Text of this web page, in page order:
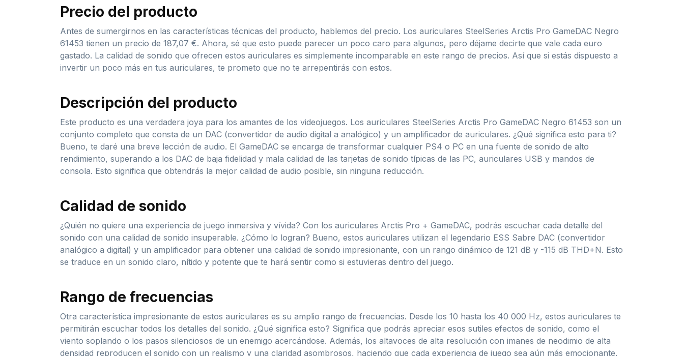
Precio del producto
Antes de sumergirnos en las características técnicas del producto, hablemos del precio. Los auriculares SteelSeries Arctis Pro GameDAC Negro
61453 tienen un precio de 187,07 €. Ahora, sé que esto puede parecer un poco caro para algunos, pero déjame decirte que vale cada euro
gastado. La calidad de sonido que ofrecen estos auriculares es simplemente incomparable en este rango de precios. Así que si estás dispuesto a
invertir un poco más en tus auriculares, te prometo que no te arrepentirás con estos.
Descripción del producto
Este producto es una verdadera joya para los amantes de los videojuegos. Los auriculares SteelSeries Arctis Pro GameDAC Negro 61453 son un
conjunto completo que consta de un DAC (convertidor de audio digital a analógico) y un amplificador de auriculares. ¿Qué significa esto para ti?
Bueno, te daré una breve lección de audio. El GameDAC se encarga de transformar cualquier PS4 o PC en una fuente de sonido de alto
rendimiento, superando a los DAC de baja fidelidad y mala calidad de las tarjetas de sonido típicas de las PC, auriculares USB y mandos de
consola. Esto significa que obtendrás la mejor calidad de audio posible, sin ninguna reducción.
Calidad de sonido
¿Quién no quiere una experiencia de juego inmersiva y vívida? Con los auriculares Arctis Pro + GameDAC, podrás escuchar cada detalle del
sonido con una calidad de sonido insuperable. ¿Cómo lo logran? Bueno, estos auriculares utilizan el legendario ESS Sabre DAC (convertidor
analógico a digital) y un amplificador para obtener una calidad de sonido impresionante, con un rango dinámico de 121 dB y -115 dB THD+N. Esto
se traduce en un sonido claro, nítido y potente que te hará sentir como si estuvieras dentro del juego.
Rango de frecuencias
Otra característica impresionante de estos auriculares es su amplio rango de frecuencias. Desde los 10 hasta los 40 000 Hz, estos auriculares te
permitirán escuchar todos los detalles del sonido. ¿Qué significa esto? Significa que podrás apreciar esos sutiles efectos de sonido, como el
viento soplando o los pasos silenciosos de un enemigo acercándose. Además, los altavoces de alta resolución con imanes de neodimio de alta
densidad reproducen el sonido con un realismo y una claridad asombrosos, haciendo que cada experiencia de juego sea aún más emocionante.